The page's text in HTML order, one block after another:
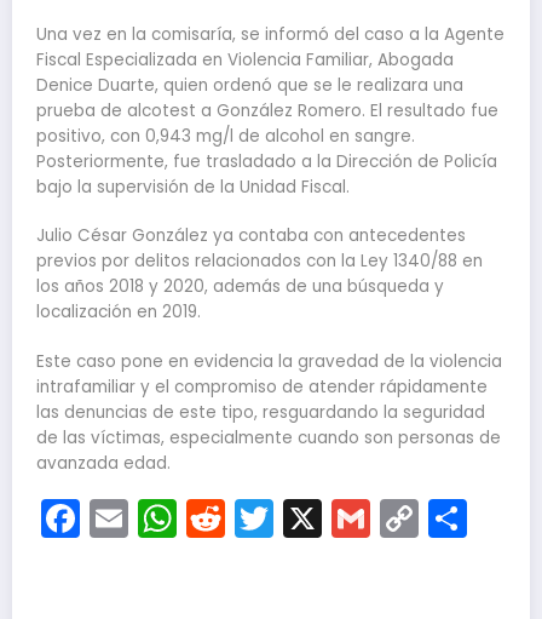
Una vez en la comisaría, se informó del caso a la Agente
Fiscal Especializada en Violencia Familiar, Abogada
Denice Duarte, quien ordenó que se le realizara una
prueba de alcotest a González Romero. El resultado fue
positivo, con 0,943 mg/l de alcohol en sangre.
Posteriormente, fue trasladado a la Dirección de Policía
bajo la supervisión de la Unidad Fiscal.
Julio César González ya contaba con antecedentes
previos por delitos relacionados con la Ley 1340/88 en
los años 2018 y 2020, además de una búsqueda y
localización en 2019.
Este caso pone en evidencia la gravedad de la violencia
intrafamiliar y el compromiso de atender rápidamente
las denuncias de este tipo, resguardando la seguridad
de las víctimas, especialmente cuando son personas de
avanzada edad.
Facebook
EmailWhatsApp
Reddit
Twitter
X Gmail
Copy
Link